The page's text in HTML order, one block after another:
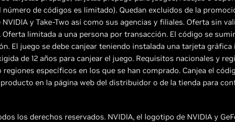
de códigos es limitado). Quedan excluidos de la
y Take-Two así como sus agencias y filiales. Oferta sin
limitada a una persona por transacción. El código se
El juego se debe canjear teniendo instalada una tarjeta
de 12 años para canjear el juego. Requisitos nacionales y
regiones específicos en los que se han comprado. Canjea el
en la página web del distribuidor o de la tienda para
los derechos reservados. NVIDIA, el logotipo de NVIDIA y